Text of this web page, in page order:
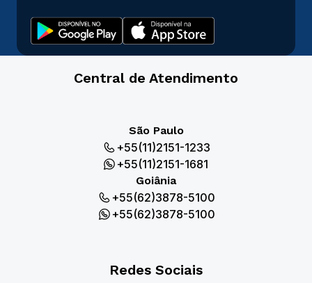
Central de Atendimento
São Paulo
+55(11)2151-1233
+55(11)2151-1681
Goiânia
+55(62)3878-5100
+55(62)3878-5100
Redes Sociais